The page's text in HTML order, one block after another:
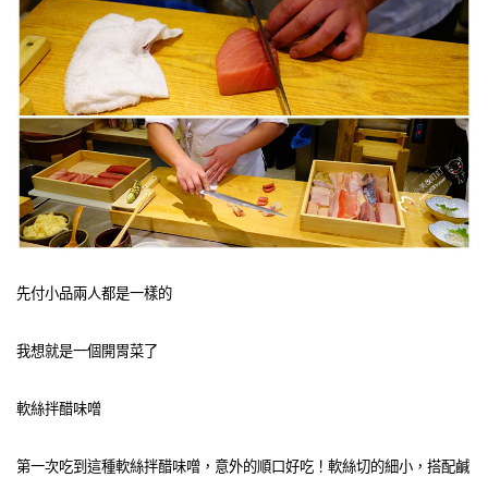
先付小品兩人都是一樣的
我想就是一個開胃菜了
軟絲拌醋味噌
第一次吃到這種軟絲拌醋味噌，意外的順口好吃！軟絲切的細小，搭配鹹